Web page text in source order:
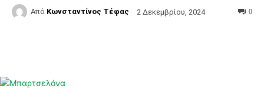
Από Κωνσταντίνος Τέφας 2 Δεκεμβρίου, 2024 0